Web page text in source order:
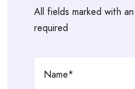
All fields marked with
required